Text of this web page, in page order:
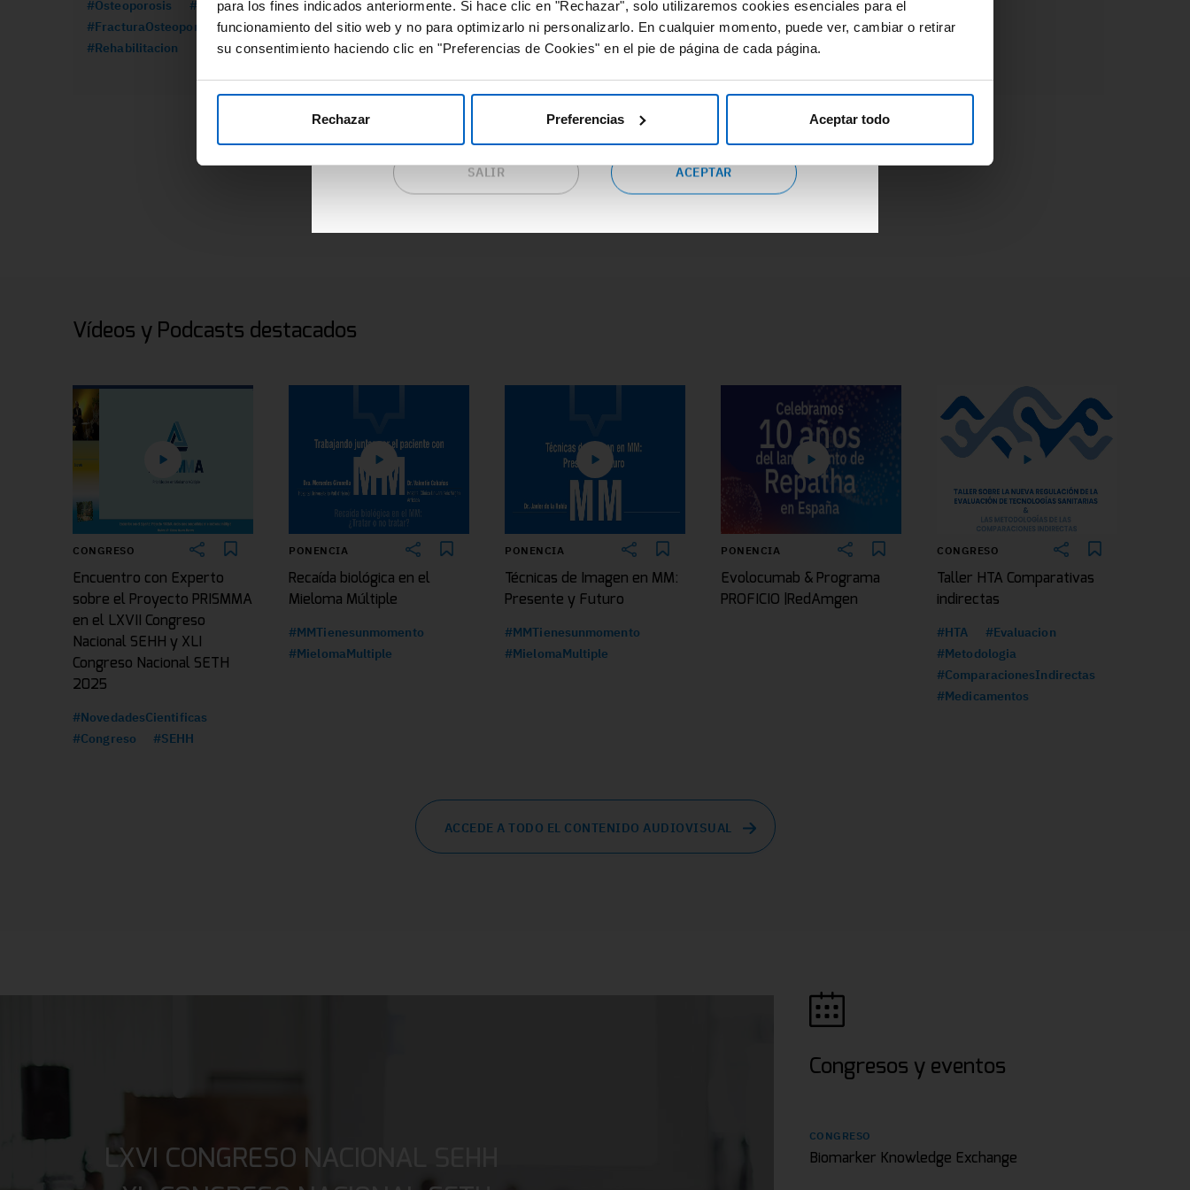
para los fines indicados anteriormente. Si hace clic en "Rechazar", solo utilizaremos cookies esenciales para el
funcionamiento del sitio web y no para optimizarlo ni personalizarlo. En cualquier momento, puede ver, cambiar o retirar
su consentimiento haciendo clic en "Preferencias de Cookies" en el pie de página de cada página.
Rechazar Preferencias Aceptar todo
recursos de valor y gran utilidad relacionados con las distintas
áreas terapéuticas.
deseas continuar en este sitio web o pulsa “salir” para ser
redirigido al sitio web corporativo de Amgen.
SALIR ACEPTAR
#Osteoporosis #Formacion
#CancerMama
#FracturaOsteoporotica
#Prolia
#Rehabilitacion
#Adherencia
#OpinionExperto
#Osteoporosis
#Adherencia
#OpinionExperto
#Osteoporosis
ACCEDE A TODA LA FORMACIÓN
Vídeos y Podcasts destacados
CONGRESO
Encuentro con Experto
sobre el Proyecto PRISMMA
en el LXVII Congreso
Nacional SEHH y XLI
Congreso Nacional SETH
2025
#NovedadesCientificas
#Congreso
#SEHH
PONENCIA
Recaída biológica en el
Mieloma Múltiple
#MMTienesunmomento
#MielomaMultiple
PONENCIA
Técnicas de Imagen en MM:
Presente y Futuro
#MMTienesunmomento
#MielomaMultiple
PONENCIA
Evolocumab & Programa
PROFICIO |RedAmgen
CONGRESO
Taller HTA Comparativas
indirectas
#HTA
#Evaluacion
#Metodologia
#ComparacionesIndirectas
#Medicamentos
ACCEDE A TODO EL CONTENIDO AUDIOVISUAL
LXVI CONGRESO NACIONAL SEHH
Congresos y eventos
CONGRESO
Biomarker Knowledge Exchange